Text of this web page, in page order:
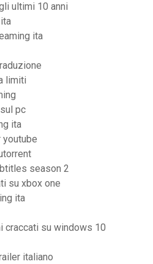
ultimi 10 anni
ita
limiti
pc
ita
season 2
su xbox one
ita
craccati su windows 10
italiano